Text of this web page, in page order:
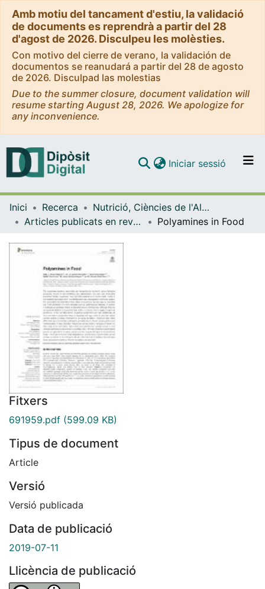
Amb motiu del tancament d'estiu, la validació
de documents es reprendrà a partir del 28
d'agost de 2026. Disculpeu les molèsties.
Con motivo del cierre de verano, la validación de
documentos se reanudará a partir del 28 de agosto
de 2026. Disculpad las molestias
Due to the summer closure, document validation will
resume starting August 28, 2026. We apologize for
any inconvenience.
Navega per tot el DD
Com publicar
Iniciar sessió (current)
Inici Recerca
Nutrició, Ciències de l'Alimentació i Gastronomia
Articles publicats en revistes (Nutrició, Ciències de l'Alimentació i Gastronomia)
Polyamines in Food
Fitxers
691959.pdf (599.09 KB)
Tipus de document
Article
Versió
Versió publicada
Data de publicació
2019-07-11
Llicència de publicació